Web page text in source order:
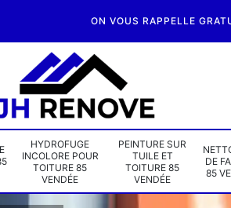
ON VOUS RAPPELLE
HYDROFUGE
INCOLORE POUR
TOITURE 85
VENDÉE
PEINTURE SUR
TUILE ET
TOITURE 85
VENDÉE
DE
85